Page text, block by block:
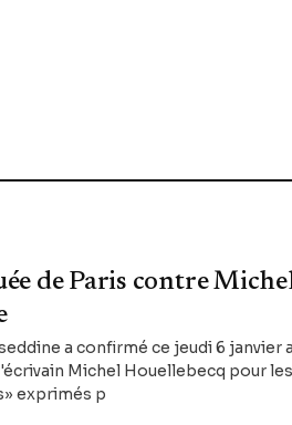
de Paris contre
a confirmé ce jeudi 6 janvier
Michel Houellebecq pour
exprimés p